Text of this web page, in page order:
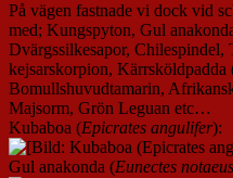
På vägen fastnade vi dock vid
med; Kungspyton, Gul
Dvärgssilkesapor,
kejsarskorpion,
Bomullshuvudtamarin,
Majsorm, Grön Leguan etc…
Kubaboa (Epicrates angulifer):
Gul anakonda (Eunectes notaeus